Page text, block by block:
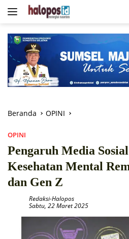
Langsung
Beranda OPINI
OPINI
Pengaruh Media
Kesehatan Mental
dan Gen Z
Redaksi-Halopos
Sabtu, 22 Maret 2025